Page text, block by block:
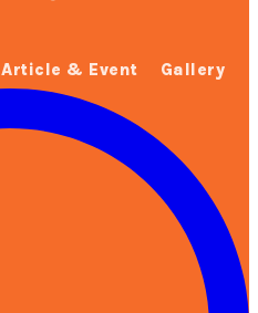
Article & Event Gallery